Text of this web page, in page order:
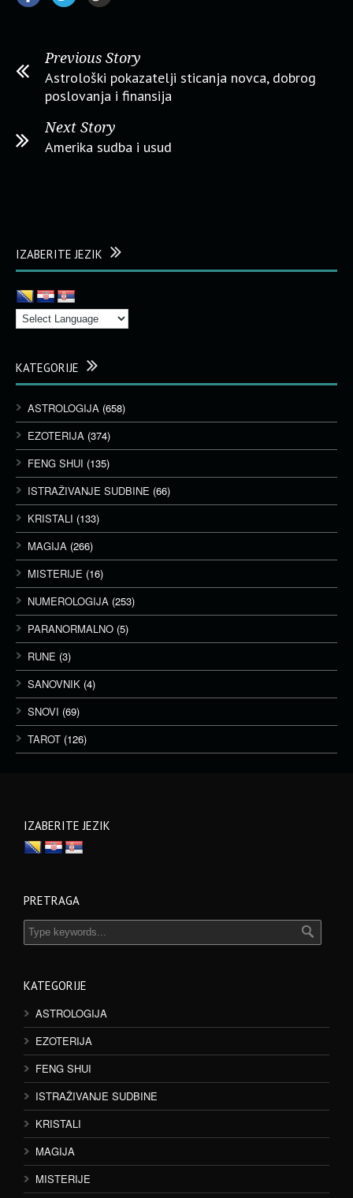
Previous Story
Astrološki pokazatelji sticanja novca, dobrog
poslovanja i finansija
Next Story
Amerika sudba i usud
IZABERITE JEZIK
KATEGORIJE
ASTROLOGIJA (658)
EZOTERIJA (374)
FENG SHUI (135)
ISTRAŽIVANJE SUDBINE (66)
KRISTALI (133)
MAGIJA (266)
MISTERIJE (16)
NUMEROLOGIJA (253)
PARANORMALNO (5)
RUNE (3)
SANOVNIK (4)
SNOVI (69)
TAROT (126)
IZABERITE JEZIK
PRETRAGA
KATEGORIJE
ASTROLOGIJA
EZOTERIJA
FENG SHUI
ISTRAŽIVANJE SUDBINE
KRISTALI
MAGIJA
MISTERIJE